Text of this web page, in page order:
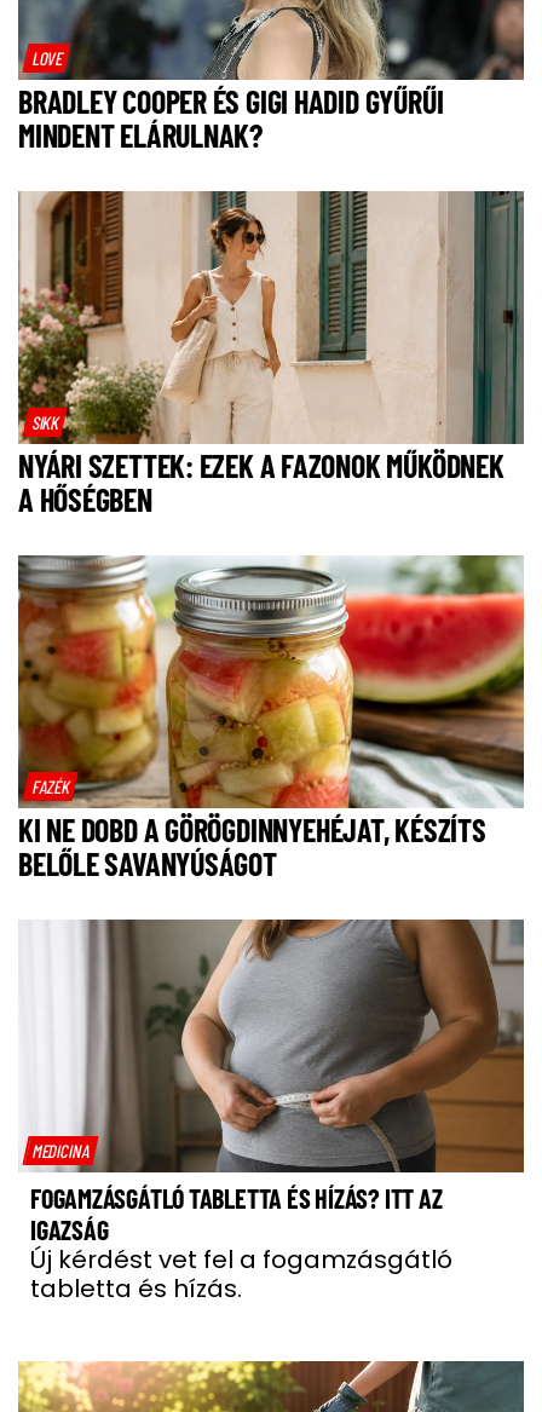
LOVE
BRADLEY COOPER ÉS GIGI HADID GYŰRŰI
MINDENT ELÁRULNAK?
SIKK
NYÁRI SZETTEK: EZEK A FAZONOK MŰKÖDNEK
A HŐSÉGBEN
FAZÉK
KI NE DOBD A GÖRÖGDINNYEHÉJAT, KÉSZÍTS
BELŐLE SAVANYÚSÁGOT
MEDICINA
FOGAMZÁSGÁTLÓ TABLETTA ÉS HÍZÁS? ITT AZ
IGAZSÁG
Új kérdést vet fel a fogamzásgátló
tabletta és hízás.